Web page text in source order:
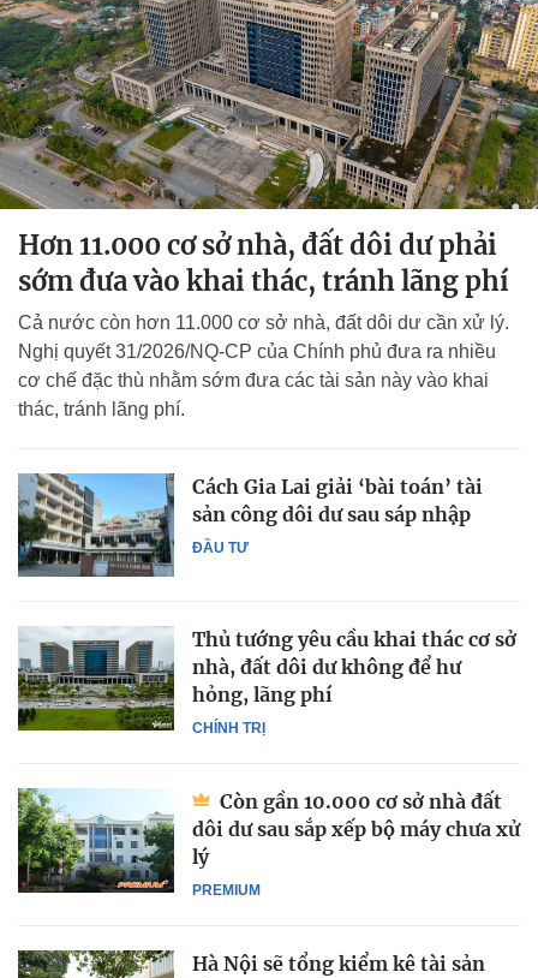
Hơn 11.000 cơ sở nhà, đất dôi dư phải
sớm đưa vào khai thác, tránh lãng phí
Cả nước còn hơn 11.000 cơ sở nhà, đất dôi dư cần xử lý.
Nghị quyết 31/2026/NQ-CP của Chính phủ đưa ra nhiều
cơ chế đặc thù nhằm sớm đưa các tài sản này vào khai
thác, tránh lãng phí.
ĐẦU TƯ
Cách Gia Lai giải ‘bài toán’ tài
sản công dôi dư sau sáp nhập
CHÍNH TRỊ
Thủ tướng yêu cầu khai thác cơ sở
nhà, đất dôi dư không để hư
hỏng, lãng phí
PREMIUM
Còn gần 10.000 cơ sở nhà đất
dôi dư sau sắp xếp bộ máy chưa xử
lý
Hà Nội sẽ tổng kiểm kê tài sản